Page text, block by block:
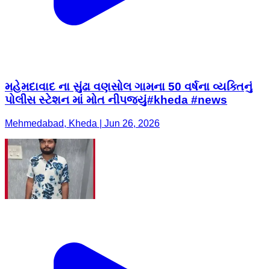
મહેમદાવાદ ના સુંઢા વણસોલ ગામના 50 વર્ષના વ્યક્તિનું
પોલીસ સ્ટેશન માં મોત નીપજ્યું#kheda #news
Mehmedabad, Kheda | Jun 26, 2026